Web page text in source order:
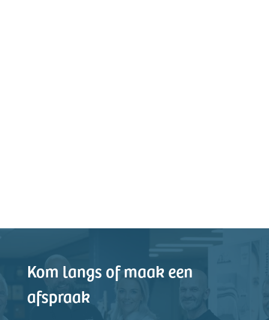
Kom langs of maak een
afspraak